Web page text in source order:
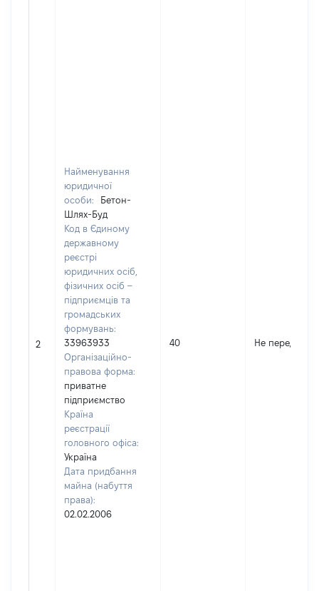
2
Найменування
юридичної
особи:
Бетон-
Шлях-Буд
Код в Єдиному
державному
реєстрі
юридичних осіб,
фізичних осіб –
підприємців та
громадських
формувань:
33963933
Організаційно-
правова форма:
приватне
підприємство
Країна
реєстрації
головного офіса:
Україна
Дата придбання
майна (набуття
права):
02.02.2006
40 Не передано